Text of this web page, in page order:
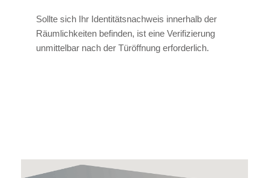
Sollte sich Ihr Identitätsnachweis innerhalb der
Räumlichkeiten befinden, ist eine Verifizierung
unmittelbar nach der Türöffnung erforderlich.